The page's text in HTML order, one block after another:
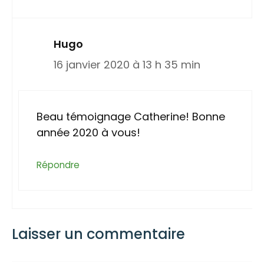
Hugo
16 janvier 2020 à 13 h 35 min
Beau témoignage Catherine! Bonne
année 2020 à vous!
Répondre
Laisser un commentaire